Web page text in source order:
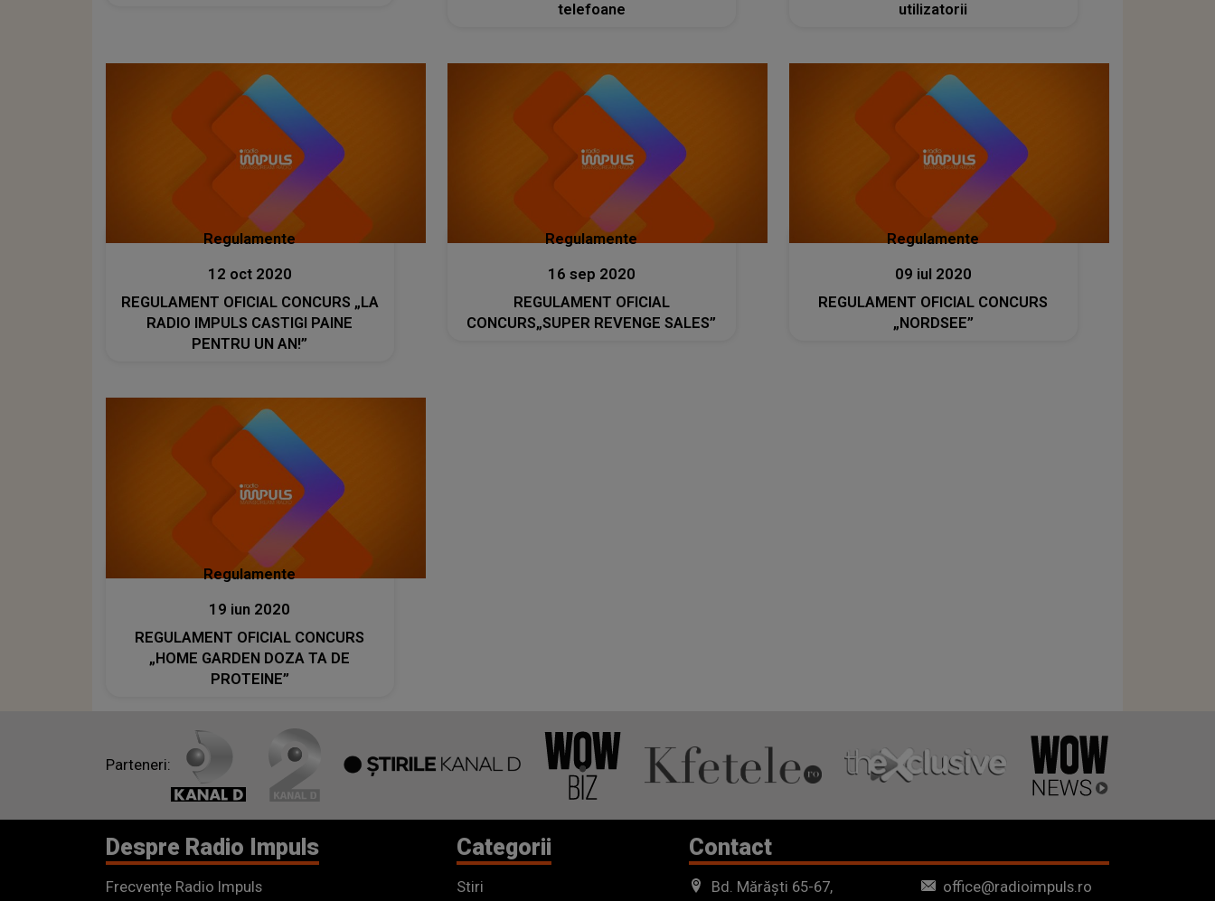
telefoane
utilizatorii
Regulamente
12 oct 2020
REGULAMENT OFICIAL CONCURS „LA
RADIO IMPULS CASTIGI PAINE
PENTRU UN AN!”
Regulamente
16 sep 2020
REGULAMENT OFICIAL
CONCURS„SUPER REVENGE SALES”
Regulamente
09 iul 2020
REGULAMENT OFICIAL CONCURS
„NORDSEE”
Regulamente
19 iun 2020
REGULAMENT OFICIAL CONCURS
„HOME GARDEN DOZA TA DE
PROTEINE”
Parteneri:
Despre Radio Impuls
Frecvențe Radio Impuls
Categorii
Stiri
Contact
Bd. Mărăști 65-67, office@radioimpuls.ro